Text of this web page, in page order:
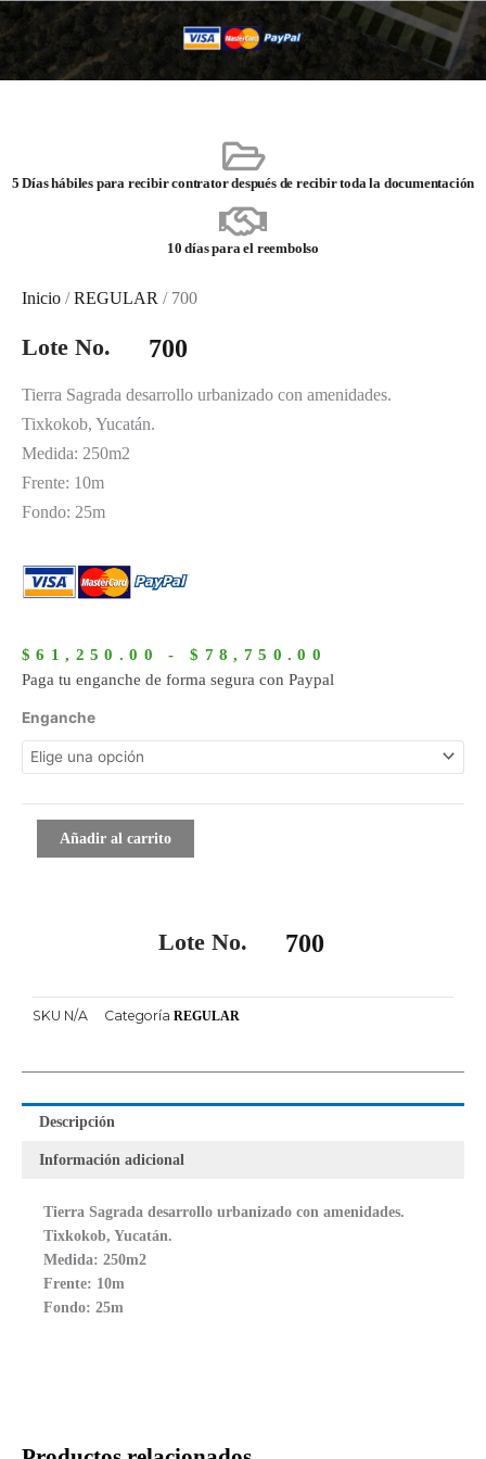
5 Días hábiles para recibir contrator después de recibir toda la documentación
10 días para el reembolso
Inicio /REGULAR / 700
Lote No. 700
Tierra Sagrada desarrollo urbanizado con amenidades.
Tixkokob, Yucatán.
Medida: 250m2
Frente: 10m
Fondo: 25m
$61,250.00 - $ 78,750.00
precios:
hasta
$78,750.00
Paga tu enganche de forma segura con Paypal
Enganche
700
cantidad
Añadir al carrito
Lote No. 700
SKU N/A Categoría REGULAR
Descripción
Información adicional
Tierra Sagrada desarrollo urbanizado con amenidades.
Tixkokob, Yucatán.
Medida: 250m2
Frente: 10m
Fondo: 25m